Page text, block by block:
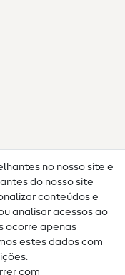
no nosso site e
do nosso site
conteúdos e
analisar acessos ao
ocorre apenas
estes dados com
com